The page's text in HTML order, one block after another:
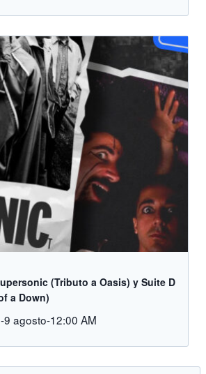
(Tributo a Oasis) y Suite D
a Down)
-9 agosto-12:00 AM